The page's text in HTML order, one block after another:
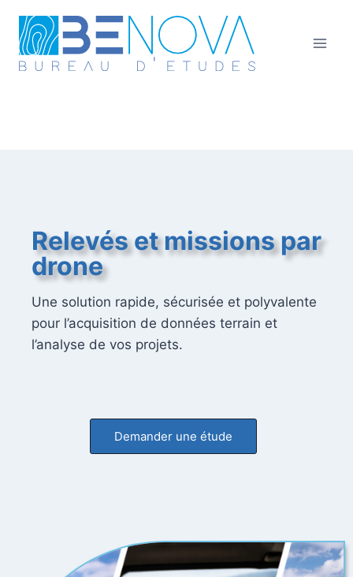
Relevés et missions par
drone
Une solution rapide, sécurisée et polyvalente
pour l’acquisition de données terrain et
l’analyse de vos projets.
Demander une étude